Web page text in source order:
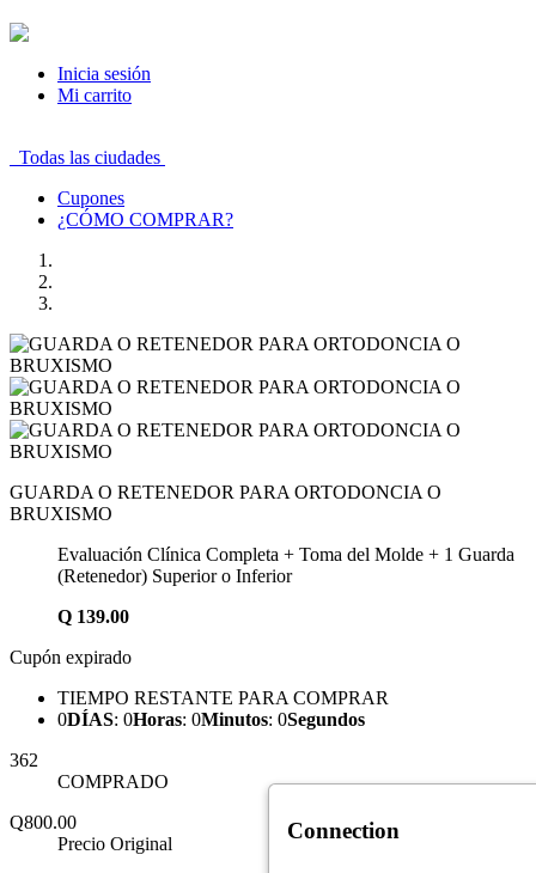
Inicia sesión
Mi carrito
Todas las ciudades
Cupones
¿CÓMO COMPRAR?
GUARDA O RETENEDOR PARA ORTODONCIA O
BRUXISMO
Evaluación Clínica Completa + Toma del Molde + 1 Guarda
(Retenedor) Superior o Inferior
Q 139.00
Cupón expirado
TIEMPO RESTANTE PARA COMPRAR
0DÍAS: 0Horas: 0Minutos: 0Segundos
362
COMPRADO
Q800.00
Precio Original
Connection